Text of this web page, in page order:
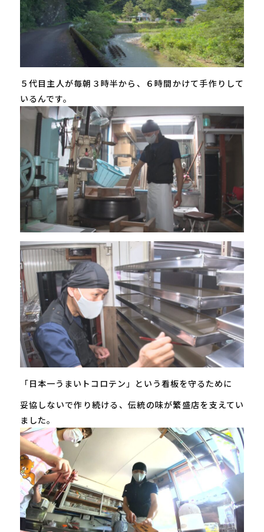
５代目主人が毎朝３時半から、６時間かけて手作りして
いるんです。
「日本一うまいトコロテン」という看板を守るために
妥協しないで作り続ける、伝統の味が繁盛店を支えてい
ました。